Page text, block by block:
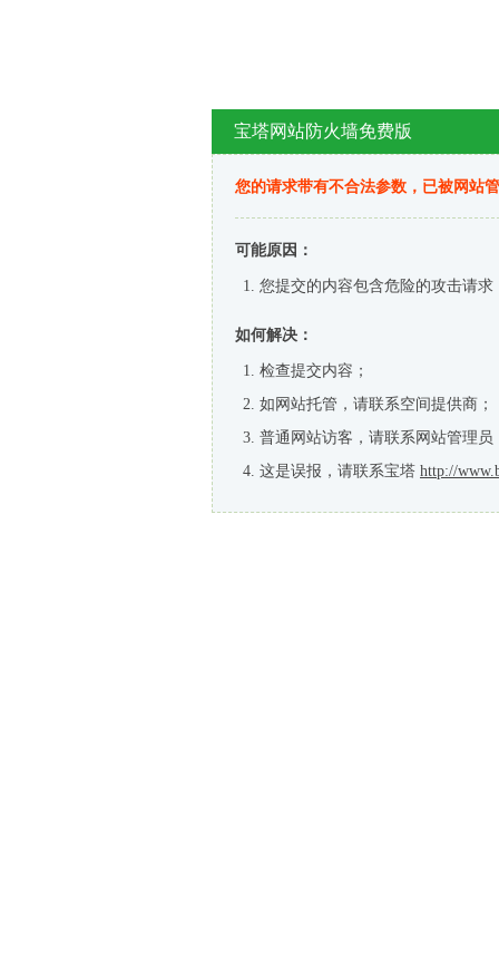
宝塔网站防火墙免费版
您的请求带有不合法参数，已被网站
可能原因：
您提交的内容包含危险的攻击请求
如何解决：
检查提交内容；
如网站托管，请联系空间提供商；
普通网站访客，请联系网站管理员
这是误报，请联系宝塔 http://